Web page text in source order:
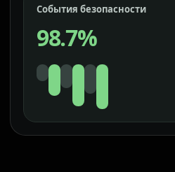
События безопасности
98.7%